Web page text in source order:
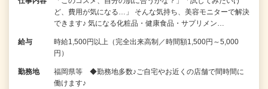
ど、費用が気になる…」 そんな気持ち、美容モニターで解決
できます♪ 気になる化粧品・健康食品・サプリメン…
給与
時給1,500円以上（完全出来高制／時間額1,500円～5,000
円）
勤務地
福岡県等 ◆勤務地多数♪ご自宅やお近くの店舗で間時間に
働けます♪